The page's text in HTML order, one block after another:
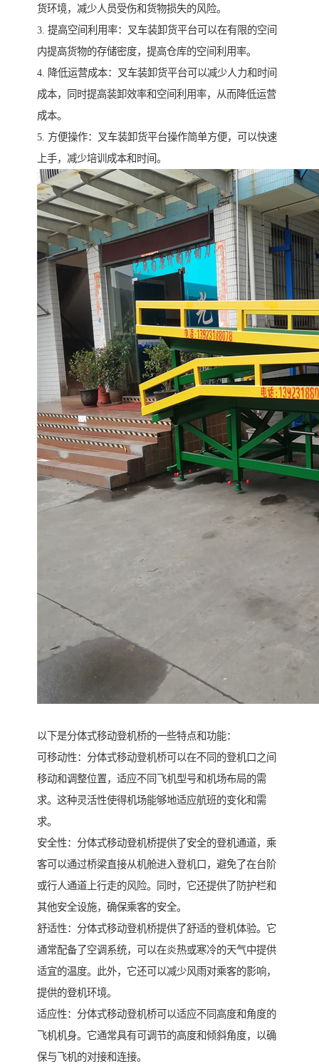
货环境，减少人员受伤和货物损失的风险。
3. 提高空间利用率：叉车装卸货平台可以在有限的空间
内提高货物的存储密度，提高仓库的空间利用率。
4. 降低运营成本：叉车装卸货平台可以减少人力和时间
成本，同时提高装卸效率和空间利用率，从而降低运营
成本。
5. 方便操作：叉车装卸货平台操作简单方便，可以快速
上手，减少培训成本和时间。
以下是分体式移动登机桥的一些特点和功能：
可移动性：分体式移动登机桥可以在不同的登机口之间
移动和调整位置，适应不同飞机型号和机场布局的需
求。这种灵活性使得机场能够地适应航班的变化和需
求。
安全性：分体式移动登机桥提供了安全的登机通道，乘
客可以通过桥梁直接从机舱进入登机口，避免了在台阶
或行人通道上行走的风险。同时，它还提供了防护栏和
其他安全设施，确保乘客的安全。
舒适性：分体式移动登机桥提供了舒适的登机体验。它
通常配备了空调系统，可以在炎热或寒冷的天气中提供
适宜的温度。此外，它还可以减少风雨对乘客的影响，
提供的登机环境。
适应性：分体式移动登机桥可以适应不同高度和角度的
飞机机身。它通常具有可调节的高度和倾斜角度，以确
保与飞机的对接和连接。